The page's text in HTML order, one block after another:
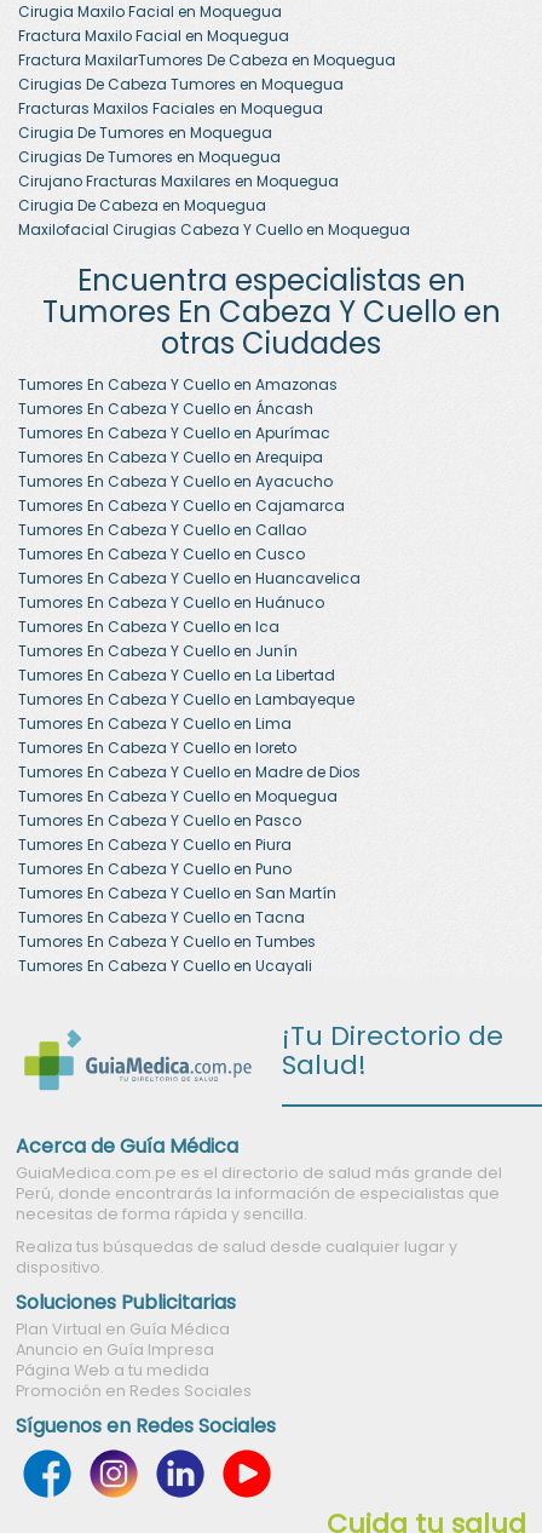
Cirugia Maxilo Facial en Moquegua
Fractura Maxilo Facial en Moquegua
Fractura MaxilarTumores De Cabeza en Moquegua
Cirugias De Cabeza Tumores en Moquegua
Fracturas Maxilos Faciales en Moquegua
Cirugia De Tumores en Moquegua
Cirugias De Tumores en Moquegua
Cirujano Fracturas Maxilares en Moquegua
Cirugia De Cabeza en Moquegua
Maxilofacial Cirugias Cabeza Y Cuello en Moquegua
Encuentra especialistas en
Tumores En Cabeza Y Cuello en
otras Ciudades
Tumores En Cabeza Y Cuello en Amazonas
Tumores En Cabeza Y Cuello en Áncash
Tumores En Cabeza Y Cuello en Apurímac
Tumores En Cabeza Y Cuello en Arequipa
Tumores En Cabeza Y Cuello en Ayacucho
Tumores En Cabeza Y Cuello en Cajamarca
Tumores En Cabeza Y Cuello en Callao
Tumores En Cabeza Y Cuello en Cusco
Tumores En Cabeza Y Cuello en Huancavelica
Tumores En Cabeza Y Cuello en Huánuco
Tumores En Cabeza Y Cuello en Ica
Tumores En Cabeza Y Cuello en Junín
Tumores En Cabeza Y Cuello en La Libertad
Tumores En Cabeza Y Cuello en Lambayeque
Tumores En Cabeza Y Cuello en Lima
Tumores En Cabeza Y Cuello en loreto
Tumores En Cabeza Y Cuello en Madre de Dios
Tumores En Cabeza Y Cuello en Moquegua
Tumores En Cabeza Y Cuello en Pasco
Tumores En Cabeza Y Cuello en Piura
Tumores En Cabeza Y Cuello en Puno
Tumores En Cabeza Y Cuello en San Martín
Tumores En Cabeza Y Cuello en Tacna
Tumores En Cabeza Y Cuello en Tumbes
Tumores En Cabeza Y Cuello en Ucayali
¡Tu Directorio de
Salud!
Acerca de Guía Médica
GuiaMedica.com.pe es el directorio de salud más grande del
Perú, donde encontrarás la información de especialistas que
necesitas de forma rápida y sencilla.
Realiza tus búsquedas de salud desde cualquier lugar y
dispositivo.
Soluciones Publicitarias
Plan Virtual en Guía Médica
Anuncio en Guía Impresa
Página Web a tu medida
Promoción en Redes Sociales
Síguenos en Redes Sociales
Cuida tu salud